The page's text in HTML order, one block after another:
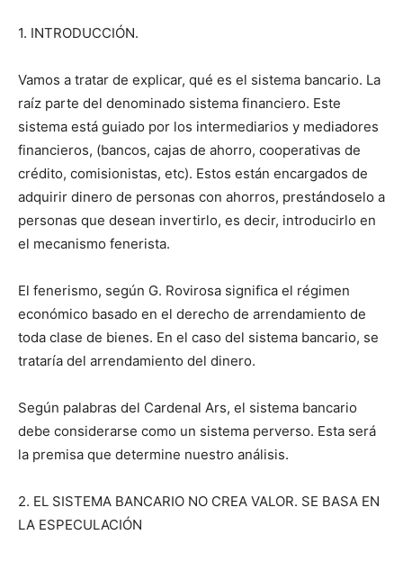
1. INTRODUCCIÓN.
Vamos a tratar de explicar, qué es el sistema bancario. La
raíz parte del denominado sistema financiero. Este
sistema está guiado por los intermediarios y mediadores
financieros, (bancos, cajas de ahorro, cooperativas de
crédito, comisionistas, etc). Estos están encargados de
adquirir dinero de personas con ahorros, prestándoselo a
personas que desean invertirlo, es decir, introducirlo en
el mecanismo fenerista.
El fenerismo, según G. Rovirosa significa el régimen
económico basado en el derecho de arrendamiento de
toda clase de bienes. En el caso del sistema bancario, se
trataría del arrendamiento del dinero.
Según palabras del Cardenal Ars, el sistema bancario
debe considerarse como un sistema perverso. Esta será
la premisa que determine nuestro análisis.
2. EL SISTEMA BANCARIO NO CREA VALOR. SE BASA EN
LA ESPECULACIÓN